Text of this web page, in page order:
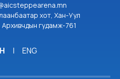
хот, Хан-Уул
Архивчдын гудамж-761
| ENG